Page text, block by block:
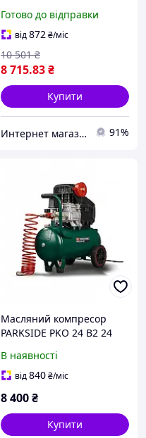
Готово до відправки
від872₴/міс
8 715.83₴
10 501 ₴
Купити
Интернет магазин "Домовичок" 91%
Масляний компресор
PARKSIDE PKO 24 B2 24
В наявності
від840₴/міс
8 400₴
Купити